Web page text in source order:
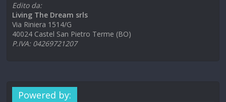
Edito da:
Living The Dream srls
Via Riniera 1514/G
40024 Castel San Pietro Terme (BO)
P.IVA: 04269721207
Powered by: